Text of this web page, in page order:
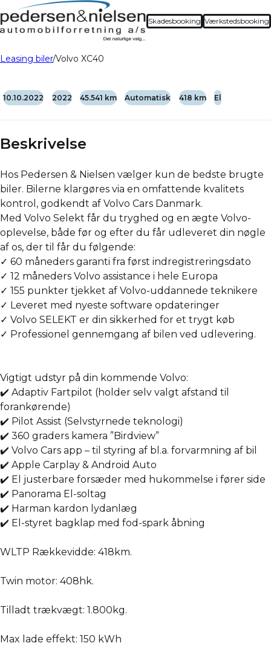
Skadesbooking Værkstedsbooking
Leasing biler Volvo XC40
10.10.2022 2022 45.541 km Automatisk 418 km El
Beskrivelse
Hos Pedersen & Nielsen vælger kun de bedste brugte
biler. Bilerne klargøres via en omfattende kvalitets
kontrol, godkendt af Volvo Cars Danmark.
Med Volvo Selekt får du tryghed og en ægte Volvo-
oplevelse, både før og efter du får udleveret din nøgle
af os, der til får du følgende:
✓ 60 måneders garanti fra først indregistreringsdato
✓ 12 måneders Volvo assistance i hele Europa
✓ 155 punkter tjekket af Volvo-uddannede teknikere
✓ Leveret med nyeste software opdateringer
✓ Volvo SELEKT er din sikkerhed for et trygt køb
✓ Professionel gennemgang af bilen ved udlevering.
Vigtigt udstyr på din kommende Volvo:
✔️ Adaptiv Fartpilot (holder selv valgt afstand til
forankørende)
✔️ Pilot Assist (Selvstyrnede teknologi)
✔️ 360 graders kamera ”Birdview”
✔️ Volvo Cars app – til styring af bl.a. forvarmning af bil
✔️ Apple Carplay & Android Auto
✔️ El justerbare forsæder med hukommelse i fører side
✔️ Panorama El-soltag
✔️ Harman kardon lydanlæg
✔️ El-styret bagklap med fod-spark åbning
WLTP Rækkevidde: 418km.
Twin motor: 408hk.
Tilladt trækvægt: 1.800kg.
Max lade effekt: 150 kWh